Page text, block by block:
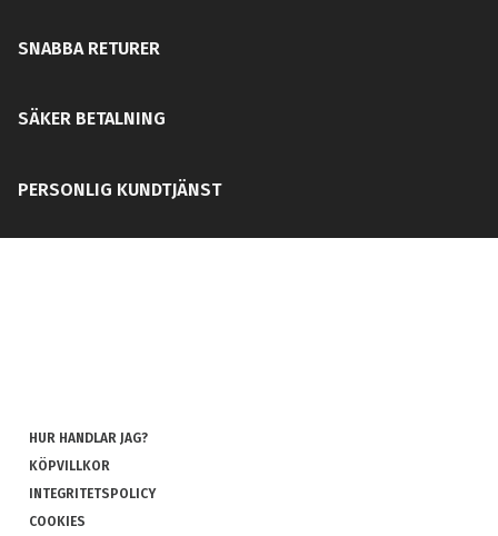
SNABBA RETURER
SÄKER BETALNING
PERSONLIG KUNDTJÄNST
HUR HANDLAR JAG?
KÖPVILLKOR
INTEGRITETSPOLICY
COOKIES